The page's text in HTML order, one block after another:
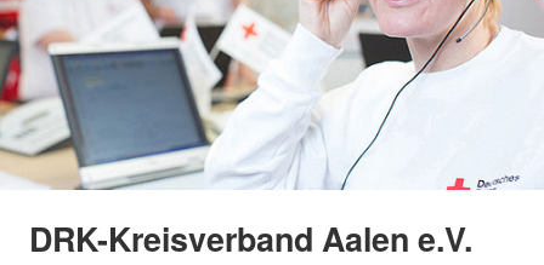
DRK-Kreisverband Aalen e.V.